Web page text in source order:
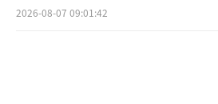
2026-08-07 09:01:42